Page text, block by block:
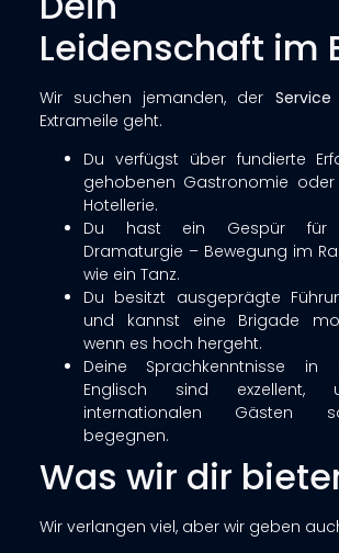
Leidenschaft im
Wir suchen jemanden, der Service
Extrameile geht.
Du verfügst über fundierte
gehobenen Gastronomie
Hotellerie.
Du hast ein Gespür für
Dramaturgie – Bewegung im
wie ein Tanz.
Du besitzt ausgeprägte
und kannst eine Brigade
wenn es hoch hergeht.
Deine Sprachkenntnisse in
Englisch sind exzellent,
internationalen Gästen
begegnen.
Was wir dir
Wir verlangen viel, aber wir geben